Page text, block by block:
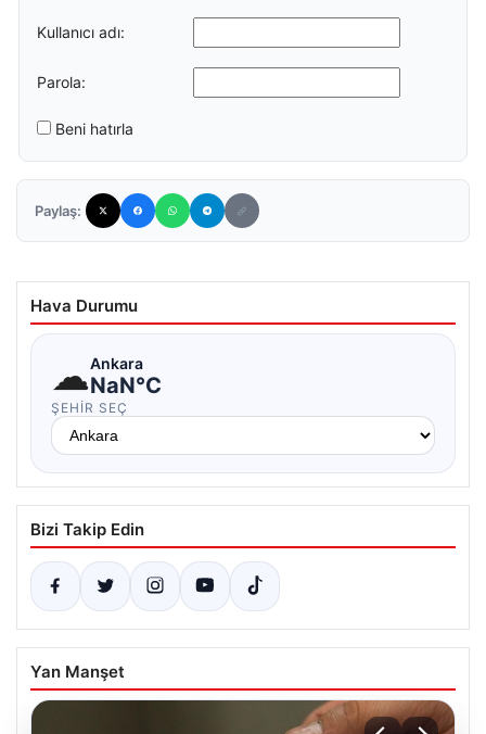
Kullanıcı adı:
Parola:
Beni hatırla
Paylaş:
Hava Durumu
☁Ankara
NaN°C
ŞEHIR SEÇ
Bizi Takip Edin
Yan Manşet